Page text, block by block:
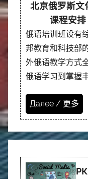
北京俄罗斯文
课程安
俄语培训班设有
邦教育和科技部
外俄语教学方式
俄语学习到掌握
Далее / 更多